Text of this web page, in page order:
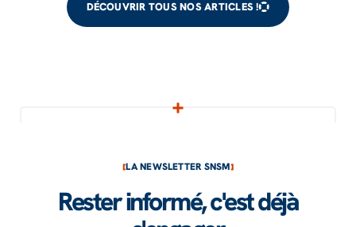
DÉCOUVRIR TOUS NOS ARTICLES !
LA NEWSLETTER SNSM
Rester informé, c'est déjà